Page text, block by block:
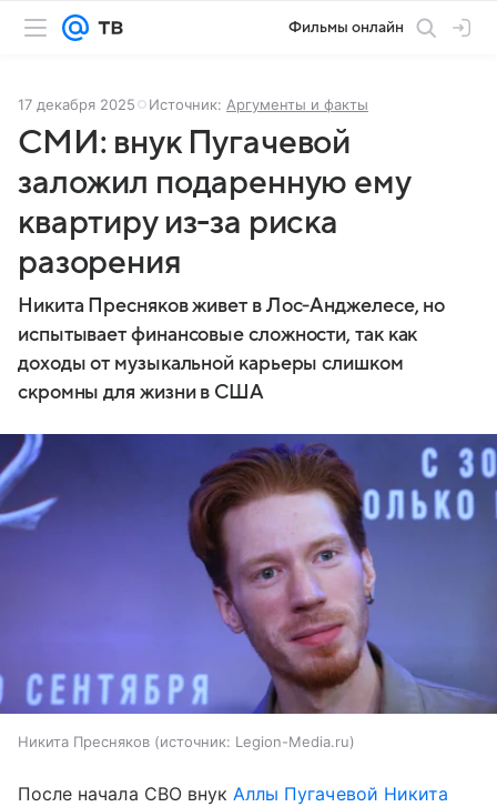
Фильмы онлайн
17 декабря 2025 Источник: Аргументы и факты
СМИ: внук Пугачевой
заложил подаренную ему
квартиру из-за риска
разорения
Никита Пресняков живет в Лос‐Анджелесе, но
испытывает финансовые сложности, так как
доходы от музыкальной карьеры слишком
скромны для жизни в США
Никита Пресняков источник: Legion-Media.ru
После начала СВО внукАллы Пугачевой Никита